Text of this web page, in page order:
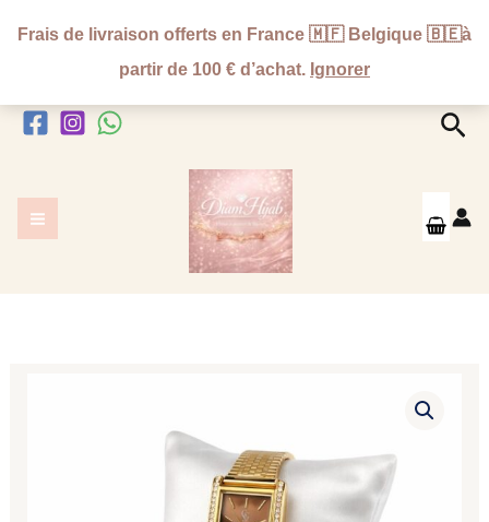
Frais de livraison offerts en France 🇲🇫 Belgique 🇧🇪à
partir de 100 € d’achat. Ignorer